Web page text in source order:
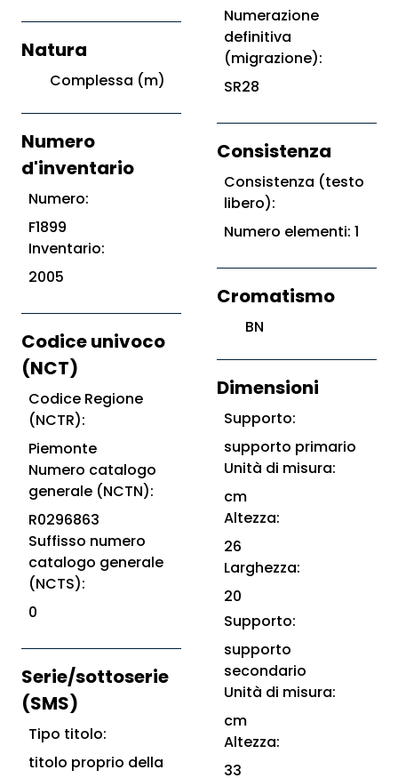
Natura
Complessa (m)
Numero
d'inventario
Numero:
F1899
Inventario:
2005
Codice univoco
(NCT)
Codice Regione
(NCTR):
Piemonte
Numero catalogo
generale (NCTN):
R0296863
Suffisso numero
catalogo generale
(NCTS):
0
Serie/sottoserie
(SMS)
Tipo titolo:
titolo proprio della
Numerazione
definitiva
(migrazione):
SR28
Consistenza
Consistenza (testo
libero):
Numero elementi: 1
Cromatismo
BN
Dimensioni
Supporto:
supporto primario
Unità di misura:
cm
Altezza:
26
Larghezza:
20
Supporto:
supporto
secondario
Unità di misura:
cm
Altezza:
33